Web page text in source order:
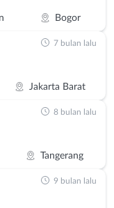
Bogor
Jakarta Barat
7 bulan lalu
Tangerang
8 bulan lalu
9 bulan lalu